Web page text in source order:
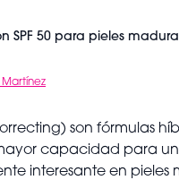
SPF 50 para pieles
son fórmulas
capacidad para
interesante en pieles